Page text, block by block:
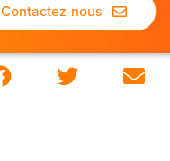
Contactez-nous